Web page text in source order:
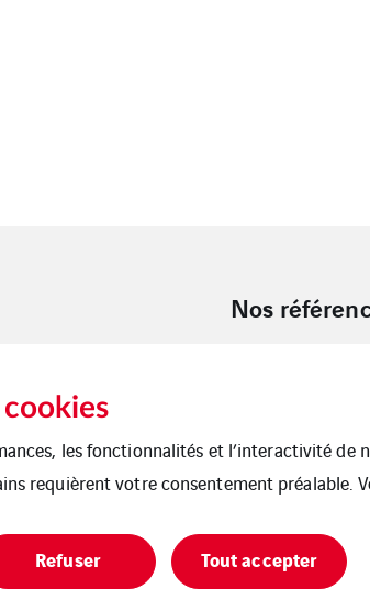
pour
Nos
Cookies
les fonctionnalités et l’interactivité de
requièrent votre consentement préalable.
Refuser Tout accepter